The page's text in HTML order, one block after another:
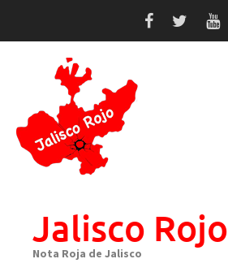
Jalisco Rojo
Nota Roja de Jalisco